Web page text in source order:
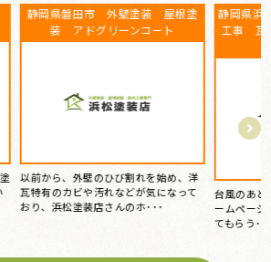
屋根塗
ト
始め、洋
になって
･･･
静岡県浜松市 S様 屋根葺き替え
工事 瓦屋根から金属屋根へ 雨
漏り修理
台風のあと、雨の日に雨漏りして、ホ
ームページで探して電話しました。 見